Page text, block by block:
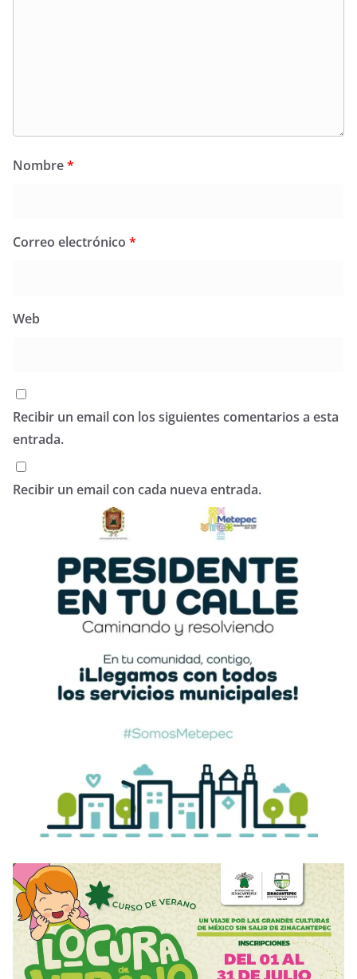
Nombre*
Correo electrónico *
Web
Recibir un email con los siguientes comentarios a esta
entrada.
Recibir un email con cada nueva entrada.